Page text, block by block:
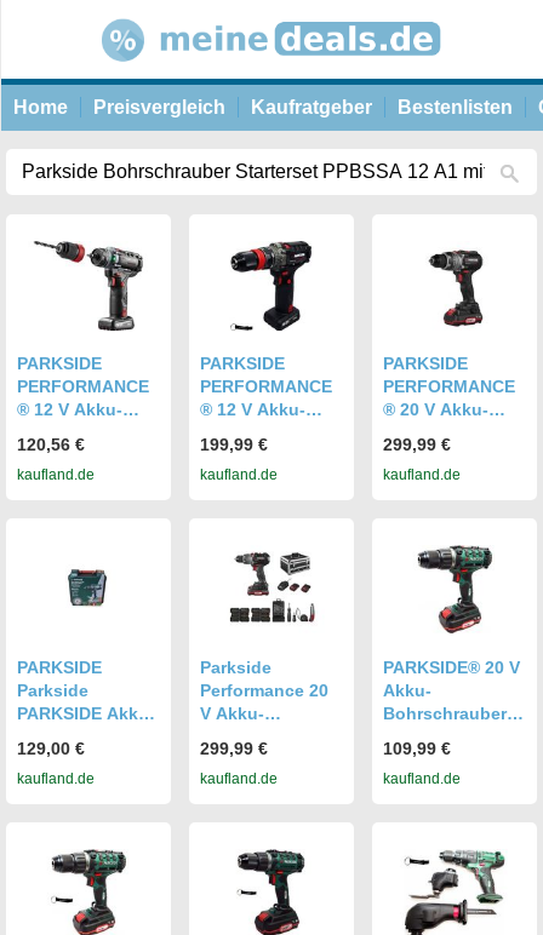
Home Preisvergleich Kaufratgeber Bestenlisten
PARKSIDE
PERFORMANCE
® 12 V Akku-
Starterset
»PPBSSA 12 A1«,
120,56 €
kaufland.de
PARKSIDE
PERFORMANCE
® 12 V Akku-
PPBSSA 12-Li /
inkl. Akku (5Ah)
199,99 €
kaufland.de
PARKSIDE
PERFORMANCE
® 20 V Akku-
Starterset
»PBSAP 20-Li
299,99 €
kaufland.de
PARKSIDE
Parkside
PARKSIDE Akku-
PABS 20-Li mit
Akku und
129,00 €
kaufland.de
Parkside
Performance 20
V Akku-
Set, Starterset
»PBSAP 20-Li
Zubehör
299,99 €
kaufland.de
PARKSIDE® 20 V
Akku-
Bohrschrauber
Akku (2Ah) und
Ladegerät (2,4A)
109,99 €
kaufland.de